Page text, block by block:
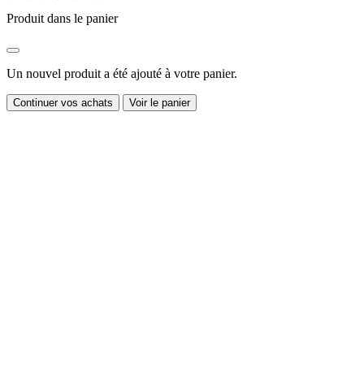
Produit dans le panier
Un nouvel produit a été ajouté à votre panier.
Continuer vos achats Voir le panier